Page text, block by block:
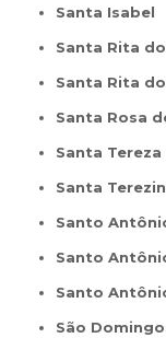
Santa Isabel
Santa Rita
Santa Rita
Santa Rosa
Santa
Santa
Santo
Santo
Santo
São